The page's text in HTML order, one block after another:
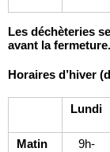
Les déchèteries
avant la fermeture.
Horaires d’hiver
Lundi
Matin
9h-